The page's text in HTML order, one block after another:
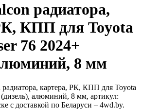
радиатора,
КПП для Toyota
76 2024+
8 мм
картера, РК, КПП для Toyota
алюминий, 8 мм, артикул:
с доставкой по Беларуси – 4wd.by.